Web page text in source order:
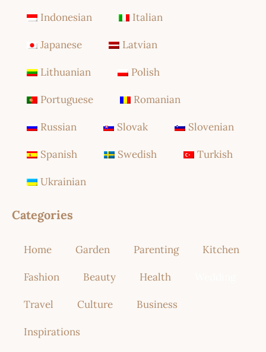
Indonesian Italian
Japanese Latvian
Lithuanian Polish
Portuguese Romanian
Russian Slovak Slovenian
Spanish Swedish Turkish
Ukrainian
Categories
Home Garden Parenting Kitchen
Fashion Beauty Health
Travel Culture Business
Inspirations